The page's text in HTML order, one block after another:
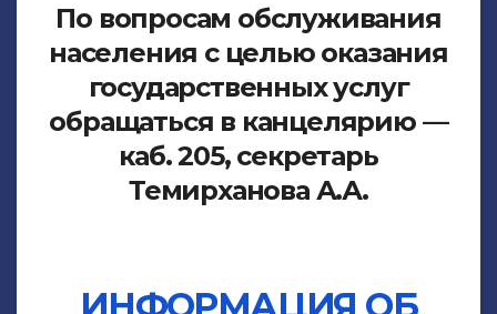
По вопросам обслуживания
населения с целью оказания
государственных услуг
обращаться в канцелярию —
каб. 205, секретарь
Темирханова А.А.